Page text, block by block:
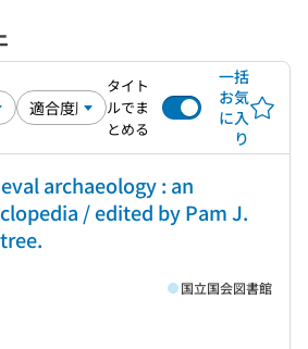
タイト
ルでま
とめる
一括
お気
に入
り
archaeology : an
/ edited by Pam J.
国立国会図書館